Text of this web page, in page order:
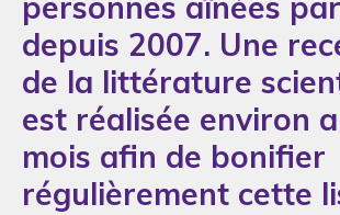
depuis 2007. Une
de la littérature
est réalisée environ
mois afin de bonifier
régulièrement cette